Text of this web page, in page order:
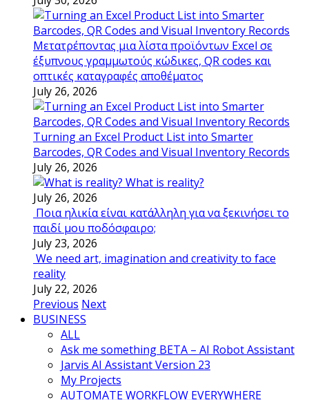
Μετατρέποντας μια λίστα προϊόντων Excel σε
έξυπνους γραμμωτούς κώδικες, QR codes και
οπτικές καταγραφές αποθέματος
July 26, 2026
Turning an Excel Product List into Smarter
Barcodes, QR Codes and Visual Inventory Records
July 26, 2026
What is reality?
July 26, 2026
Ποια ηλικία είναι κατάλληλη για να ξεκινήσει το
παιδί μου ποδόσφαιρο;
July 23, 2026
We need art, imagination and creativity to face
reality
July 22, 2026
Previous Next
BUSINESS
ALL
Ask me something BETA – AI Robot Assistant
Jarvis AI Assistant Version 23
My Projects
AUTOMATE WORKFLOW EVERYWHERE